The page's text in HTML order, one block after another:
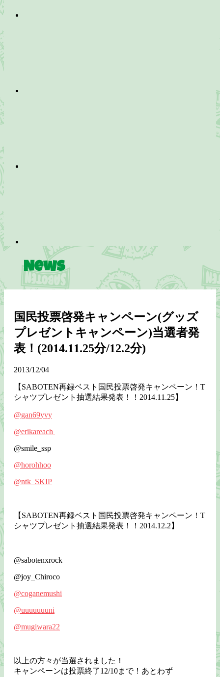
News
国民投票啓発キャンペーン(グッズ
プレゼントキャンペーン)当選者発
表！(2014.11.25分/12.2分)
2013/12/04
【SABOTEN再録ベスト国民投票啓発キャンペーン！T
シャツプレゼント抽選結果発表！！2014.11.25】
@gan69yvy
@erikareach
@smile_ssp
@horohhoo
@ntk_SKIP
【SABOTEN再録ベスト国民投票啓発キャンペーン！T
シャツプレゼント抽選結果発表！！2014.12.2】
@sabotenxrock
@joy_Chiroco
@coganemushi
@uuuuuuuni
@mugiwara22
以上の方々が当選されました！
キャンペーンは投票終了12/10まで！あとわず